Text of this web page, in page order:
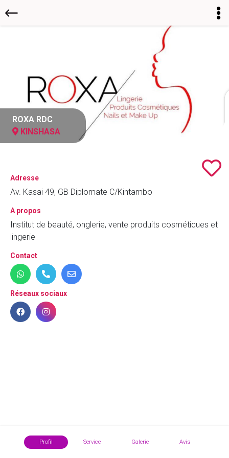
ROXA RDC
KINSHASA
Adresse
Av. Kasai 49, GB Diplomate C/Kintambo
A propos
Institut de beauté, onglerie, vente produits cosmétiques et
lingerie
Contact
Réseaux sociaux
Profil Service Galerie Avis